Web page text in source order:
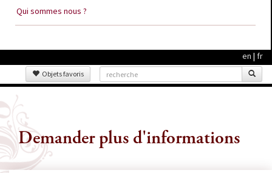
Qui sommes nous ?
en | fr
Objets favoris
Demander plus d'informations